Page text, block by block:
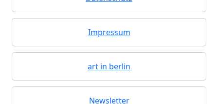
Impressum
art in berlin
Newsletter